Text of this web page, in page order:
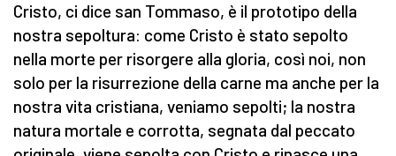
Cristo, ci dice san Tommaso, è il prototipo della
nostra sepoltura: come Cristo è stato sepolto
nella morte per risorgere alla gloria, così noi, non
solo per la risurrezione della carne ma anche per la
nostra vita cristiana, veniamo sepolti; la nostra
natura mortale e corrotta, segnata dal peccato